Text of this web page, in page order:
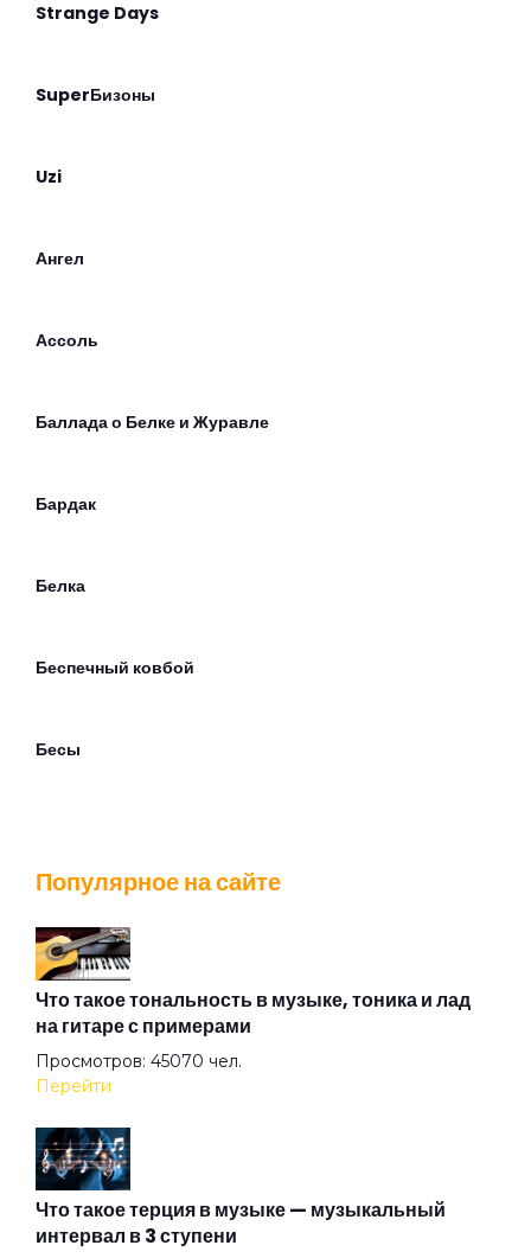
Strange Days
SuperБизоны
Uzi
Ангел
Ассоль
Баллада о Белке и Журавле
Бардак
Белка
Беспечный ковбой
Бесы
Будь! (Пиво и рыба)
Вдули
Вера
Весна
Популярное на сайте
Что такое тональность в музыке, тоника и лад
на гитаре с примерами
Просмотров: 45070 чел.
Перейти
Что такое терция в музыке — музыкальный
интервал в 3 ступени